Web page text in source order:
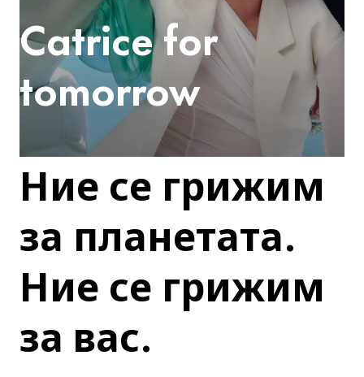
Catrice for
tomorrow
Ние се грижим
за планетата.
Ние се грижим
за вас.